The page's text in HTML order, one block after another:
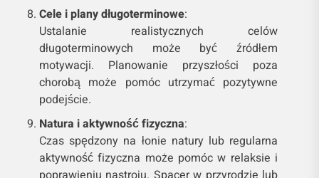
Cele i plany długoterminowe:
Ustalanie realistycznych celów
długoterminowych może być źródłem
motywacji. Planowanie przyszłości poza
chorobą może pomóc utrzymać pozytywne
podejście.
Natura i aktywność fizyczna:
Czas spędzony na łonie natury lub regularna
aktywność fizyczna może pomóc w relaksie i